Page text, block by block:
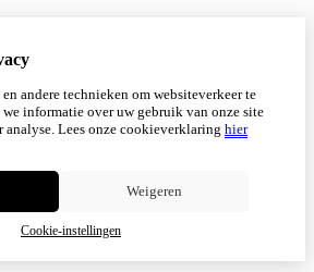
andere technieken om websiteverkeer te
we informatie over uw gebruik van onze site
analyse. Lees onze cookieverklaring hier
Weigeren
Cookie-instellingen